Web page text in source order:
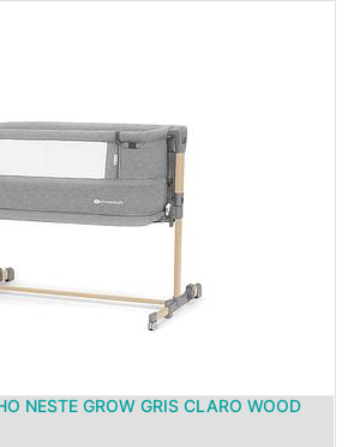
NESTE GROW GRIS CLARO WOOD